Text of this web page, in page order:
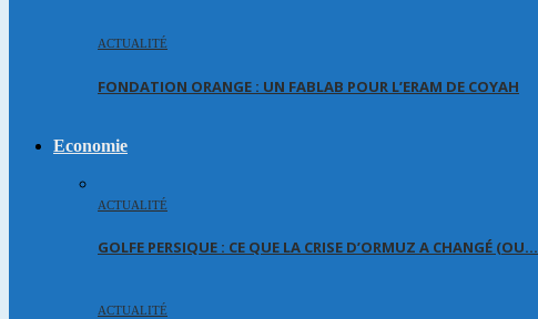
ACTUALITÉ
FONDATION ORANGE : UN FABLAB POUR L’ERAM DE COYAH
Economie
ACTUALITÉ
GOLFE PERSIQUE : CE QUE LA CRISE D’ORMUZ A CHANGÉ (OU…
ACTUALITÉ